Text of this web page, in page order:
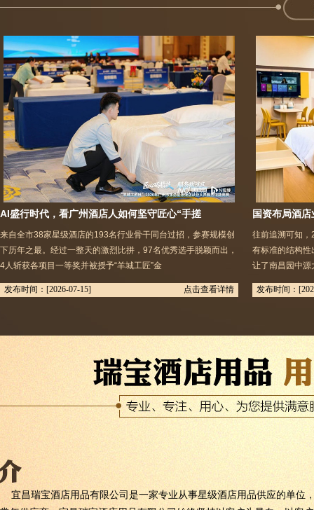
AI盛行时代，看广州酒店人如何坚守匠心“手搓
来自全市38家星级酒店的193名行业骨干同台过招，参赛规模创
下历年之最。经过一整天的激烈比拼，97名优秀选手脱颖而出，
4人斩获各项目一等奖并被授予“羊城工匠”金
发布时间： [2026-07-15] 点击查看详情
国资布局酒
往前追溯可知
有标准的结构性
让了南昌园中源
发布时间：
宜昌瑞宝酒店用品有限公司是一家专业从事星级酒店用品供应的单位